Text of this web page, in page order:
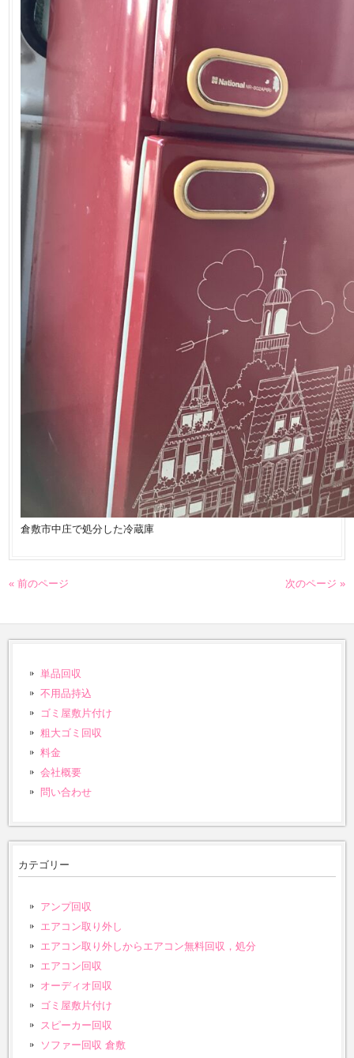
倉敷市中庄で処分した冷蔵庫
« 前のページ 次のページ »
単品回収
不用品持込
ゴミ屋敷片付け
粗大ゴミ回収
料金
会社概要
問い合わせ
カテゴリー
アンプ回収
エアコン取り外し
エアコン取り外しからエアコン無料回収，処分
エアコン回収
オーディオ回収
ゴミ屋敷片付け
スピーカー回収
ソファー回収 倉敷